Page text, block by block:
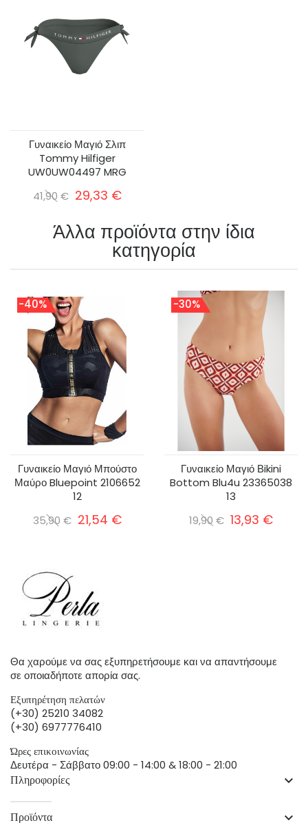
Γυναικείο Μαγιό Σλιπ
Tommy Hilfiger
UW0UW04497 MRG
41,90 € 29,33 €
Άλλα προϊόντα στην ίδια
κατηγορία
-40%
Γυναικείο Μαγιό Μπούστο
Μαύρο Bluepoint 2106652
12
35,90 € 21,54 €
-30%
Γυναικείο Μαγιό Βikini
Bottom Blu4u 23365038
13
19,90 € 13,93 €
Θα χαρούμε να σας εξυπηρετήσουμε και να απαντήσουμε
σε οποιαδήποτε απορία σας.
Εξυπηρέτηση πελατών
(+30) 25210 34082
(+30) 6977776410
Ώρες επικοινωνίας
Δευτέρα - Σάββατο 09:00 - 14:00 & 18:00 - 21:00
Πληροφορίες keyboard_arrow_down
Προϊόντα keyboard_arrow_down